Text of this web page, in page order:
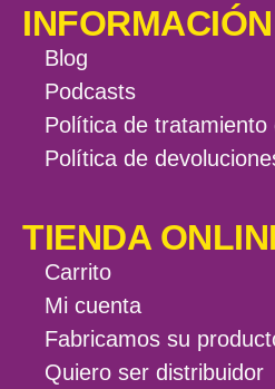
Blog
Podcasts
Política de tratamiento
Política de
TIENDA
Carrito
Mi cuenta
Fabricamos su
Quiero ser distribuidor